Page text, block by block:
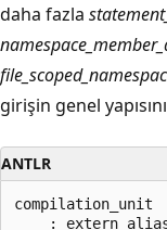
daha fazla
girişin genel
ANTLR
compilation_unit
: